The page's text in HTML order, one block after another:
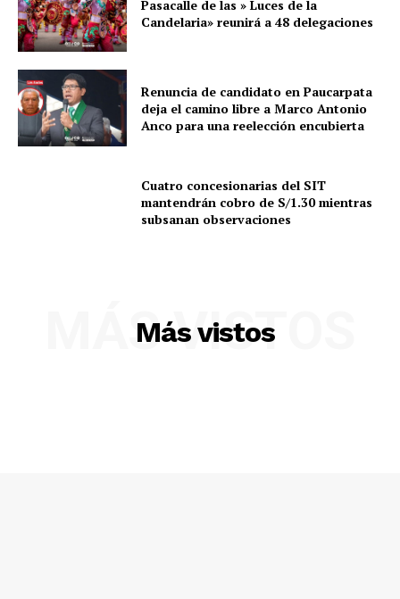
Pasacalle de las » Luces de la
Candelaria» reunirá a 48 delegaciones
Renuncia de candidato en Paucarpata
deja el camino libre a Marco Antonio
Anco para una reelección encubierta
Cuatro concesionarias del SIT
mantendrán cobro de S/1.30 mientras
subsanan observaciones
Más vistos
MÁS VISTOS